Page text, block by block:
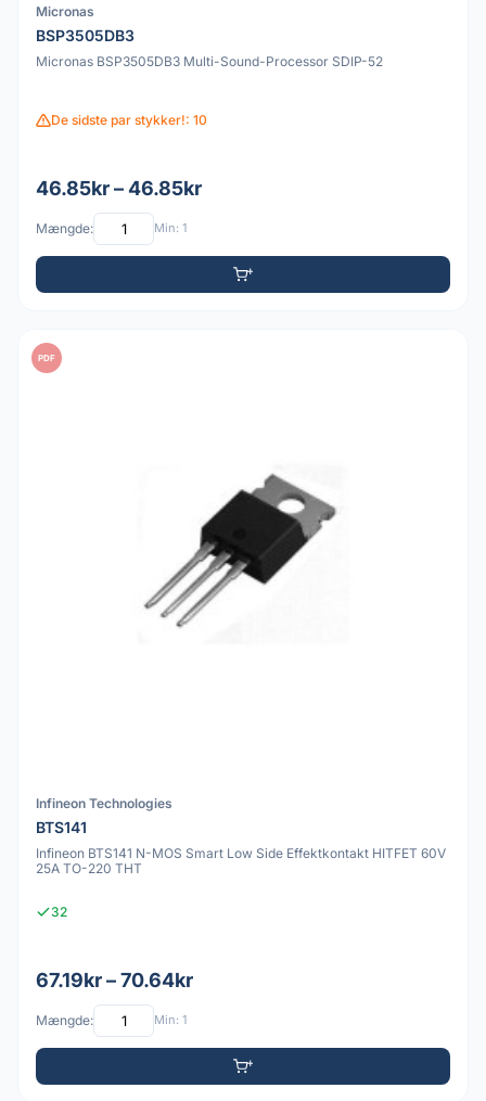
Micronas
BSP3505DB3
Micronas BSP3505DB3 Multi-Sound-Processor SDIP-52
De sidste par stykker!: 10
46.85kr – 46.85kr
Mængde: Min: 1
PDF
Infineon Technologies
BTS141
Infineon BTS141 N-MOS Smart Low Side Effektkontakt HITFET 60V
25A TO-220 THT
32
67.19kr – 70.64kr
Mængde: Min: 1